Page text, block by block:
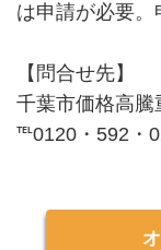
は申請が必要。
【問合せ先】
千葉市価格高
℡0120・592・